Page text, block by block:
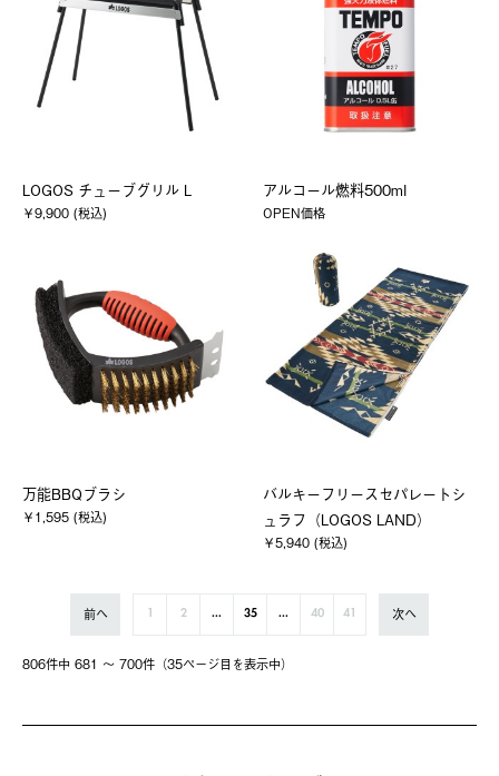
LOGOS チューブグリル L
￥9,900 (税込)
アルコール燃料500ml
OPEN価格
万能BBQブラシ
￥1,595 (税込)
バルキーフリースセパレートシ
ュラフ（LOGOS LAND）
￥5,940 (税込)
806件中 681 〜 700件（35ページ⽬を表⽰中）
前へ 1 2 ... 35 ... 40 41 次へ